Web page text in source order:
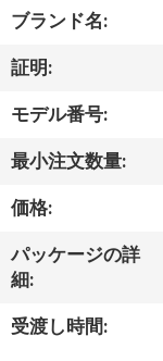
品
ビ
デ
企
ブランド名:
証明:
モデル番号:
最小注文数量:
価格:
パッケージの詳
細:
受渡し時間: